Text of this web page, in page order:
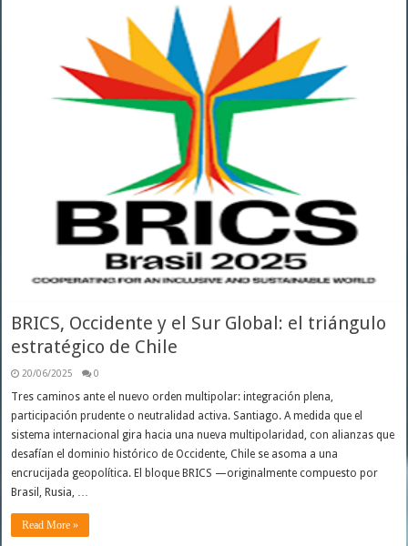
BRICS, Occidente y el Sur Global: el triángulo
estratégico de Chile
20/06/2025 0
Tres caminos ante el nuevo orden multipolar: integración plena,
participación prudente o neutralidad activa. Santiago. A medida que el
sistema internacional gira hacia una nueva multipolaridad, con alianzas que
desafían el dominio histórico de Occidente, Chile se asoma a una
encrucijada geopolítica. El bloque BRICS —originalmente compuesto por
Brasil, Rusia, …
Read More »